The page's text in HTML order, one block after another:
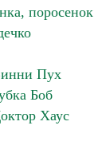
поросенок
Пух
Боб
Хаус